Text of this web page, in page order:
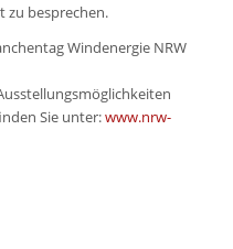
zu besprechen.
Windenergie NRW
Sie unter:www.nrw-